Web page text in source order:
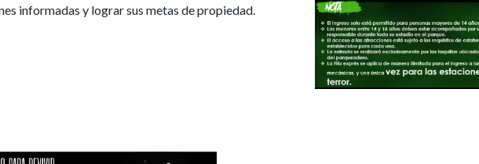
informadas y lograr sus metas de propiedad.